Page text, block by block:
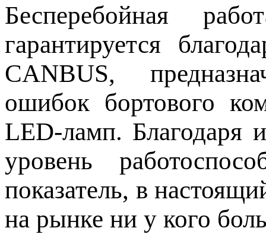
Бесперебойная
гарантируется
CANBUS,
ошибок бортового
LED-ламп. Благодаря
уровень
показатель, в
на рынке ни у кого